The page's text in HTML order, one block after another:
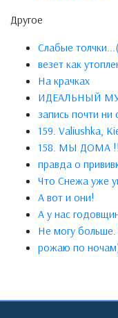
Другое
Слабые
везет как
На крачках
ИДЕАЛЬНЫЙ
запись почти ни
159. Valiushka,
158. МЫ ДОМА
правда о
Что Снежа уже
А вот и они!
А у нас
Не могу
рожаю по